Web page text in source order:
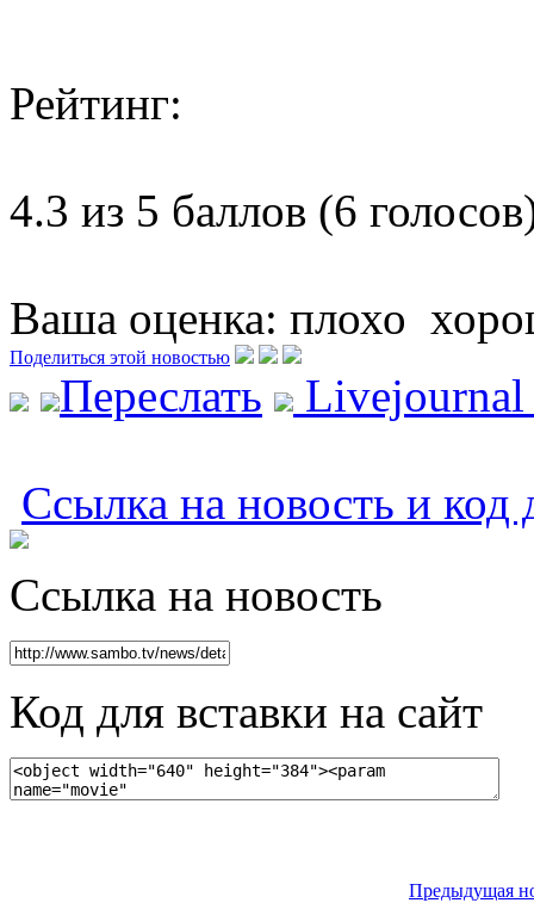
Рейтинг:
4.3 из 5 баллов (6
Ваша оценка: плохо
Поделиться этой новостью
Переслать
Ссылка на новость и код
Ссылка на новость
Код для вставки на сайт
Предыдущая